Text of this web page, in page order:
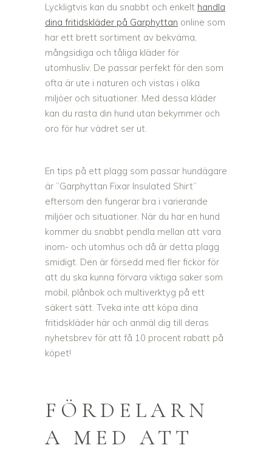
Lyckligtvis kan du snabbt och enkelt handla
dina fritidskläder på Garphyttan online som
har ett brett sortiment av bekväma,
mångsidiga och tåliga kläder för
utomhusliv. De passar perfekt för den som
ofta är ute i naturen och vistas i olika
miljöer och situationer. Med dessa kläder
kan du rasta din hund utan bekymmer och
oro för hur vädret ser ut.
En tips på ett plagg som passar hundägare
är ”Garphyttan Fixar Insulated Shirt”
eftersom den fungerar bra i varierande
miljöer och situationer. När du har en hund
kommer du snabbt pendla mellan att vara
inom- och utomhus och då är detta plagg
smidigt. Den är försedd med fler fickor för
att du ska kunna förvara viktiga saker som
mobil, plånbok och multiverktyg på ett
säkert sätt. Tveka inte att köpa dina
fritidskläder här och anmäl dig till deras
nyhetsbrev för att få 10 procent rabatt på
köpet!
FÖRDELARN
A MED ATT